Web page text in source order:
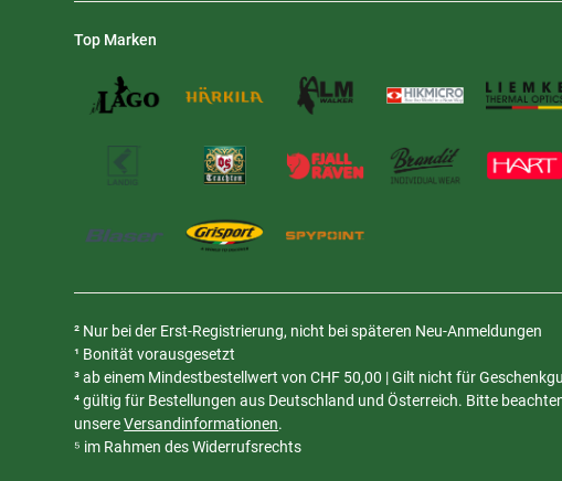
Top Marken
² Nur bei der Erst-Registrierung, nicht bei späteren Neu-Anmeldungen
¹ Bonität vorausgesetzt
³ ab einem Mindestbestellwert vonCHF 50,00 | Gilt nicht für
⁴ gültig für Bestellungen aus Deutschland und Österreich. Bitte
unsereVersandinformationen.
⁵ im Rahmen des Widerrufsrechts